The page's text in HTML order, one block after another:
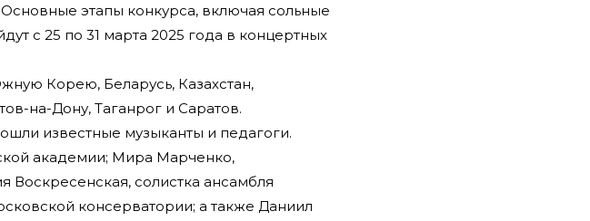
этапы конкурса, включая сольные
с 25 по 31 марта 2025 года в концертных
Корею, Беларусь, Казахстан,
на-Дону, Таганрог и Саратов.
известные музыканты и педагоги.
академии; Мира Марченко,
солистка ансамбля
консерватории; а также Даниил